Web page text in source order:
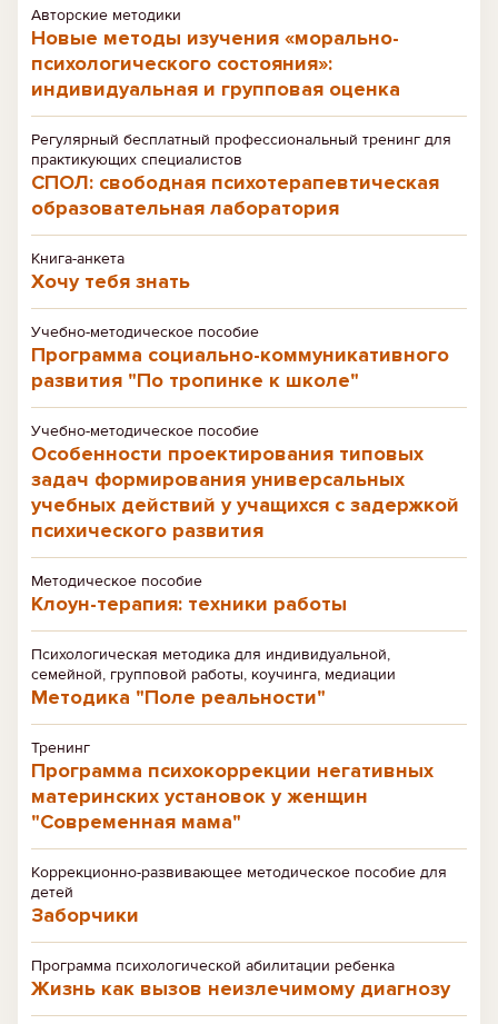
Авторские методики
Новые методы изучения «морально-
психологического состояния»:
индивидуальная и групповая оценка
Регулярный бесплатный профессиональный тренинг для
практикующих специалистов
СПОЛ: свободная психотерапевтическая
образовательная лаборатория
Книга-анкета
Хочу тебя знать
Учебно-методическое пособие
Программа социально-коммуникативного
развития "По тропинке к школе"
Учебно-методическое пособие
Особенности проектирования типовых
задач формирования универсальных
учебных действий у учащихся с задержкой
психического развития
Методическое пособие
Клоун-терапия: техники работы
Психологическая методика для индивидуальной,
семейной, групповой работы, коучинга, медиации
Методика "Поле реальности"
Тренинг
Программа психокоррекции негативных
материнских установок у женщин
"Современная мама"
Коррекционно-развивающее методическое пособие для
детей
Заборчики
Программа психологической абилитации ребенка
Жизнь как вызов неизлечимому диагнозу